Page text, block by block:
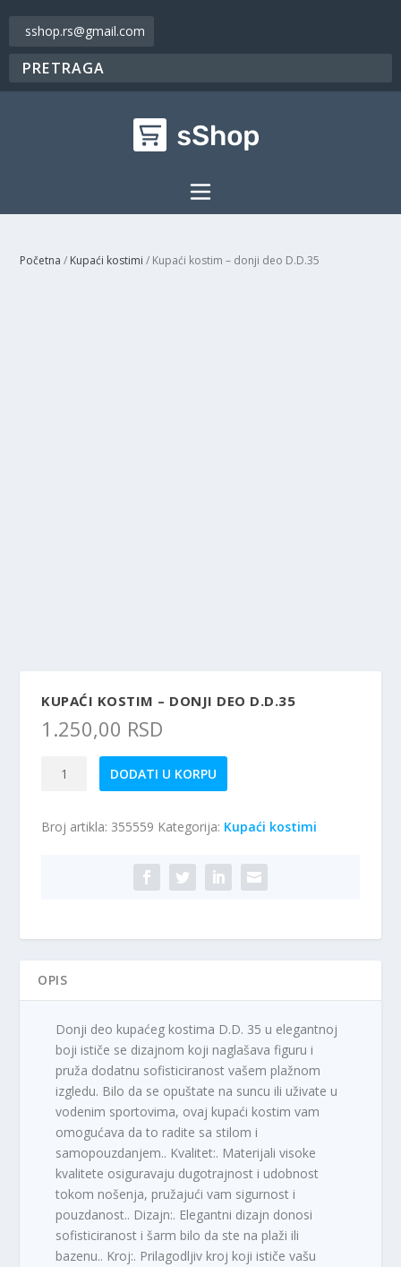
sshop.rs@gmail.com
Početna / Kupaći kostimi / Kupaći kostim – donji deo D.D.35
KUPAĆI KOSTIM – DONJI DEO D.D.35
1.250,00 RSD
Kupaći
donji
DODATI U KORPU
Broj artikla: 355559 Kategorija: Kupaći kostimi
OPIS
Donji deo kupaćeg kostima D.D. 35 u elegantnoj
boji ističe se dizajnom koji naglašava figuru i
pruža dodatnu sofisticiranost vašem plažnom
izgledu. Bilo da se opuštate na suncu ili uživate u
vodenim sportovima, ovaj kupaći kostim vam
omogućava da to radite sa stilom i
samopouzdanjem.. Kvalitet:. Materijali visoke
kvalitete osiguravaju dugotrajnost i udobnost
tokom nošenja, pružajući vam sigurnost i
pouzdanost.. Dizajn:. Elegantni dizajn donosi
sofisticiranost i šarm bilo da ste na plaži ili
bazenu.. Kroj:. Prilagodljiv kroj koji ističe vašu